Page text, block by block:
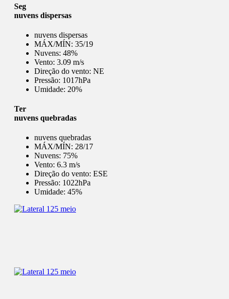
Seg
nuvens dispersas
nuvens dispersas
MÁX/MÍN: 35/19
Nuvens: 48%
Vento: 3.09 m/s
Direção do vento: NE
Pressão: 1017hPa
Umidade: 20%
Ter
nuvens quebradas
nuvens quebradas
MÁX/MÍN: 28/17
Nuvens: 75%
Vento: 6.3 m/s
Direção do vento: ESE
Pressão: 1022hPa
Umidade: 45%